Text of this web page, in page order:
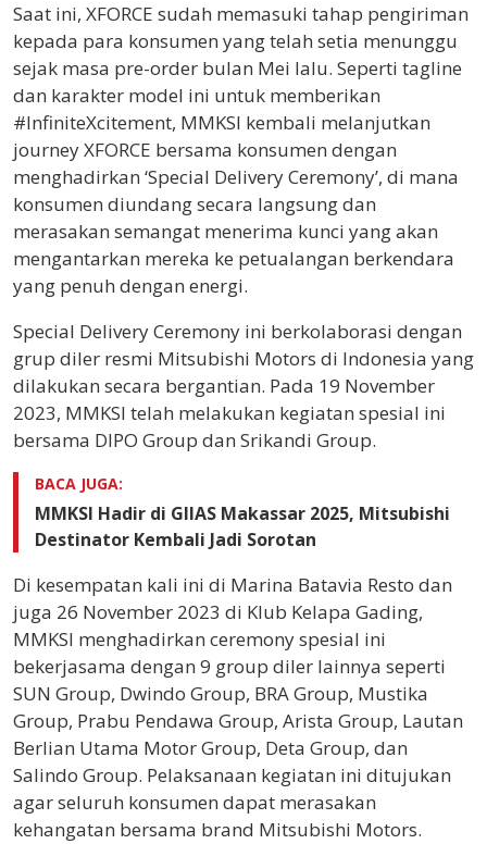
Saat ini, XFORCE sudah memasuki tahap pengiriman
kepada para konsumen yang telah setia menunggu
sejak masa pre-order bulan Mei lalu. Seperti tagline
dan karakter model ini untuk memberikan
#InfiniteXcitement, MMKSI kembali melanjutkan
journey XFORCE bersama konsumen dengan
menghadirkan ‘Special Delivery Ceremony’, di mana
konsumen diundang secara langsung dan
merasakan semangat menerima kunci yang akan
mengantarkan mereka ke petualangan berkendara
yang penuh dengan energi.
Special Delivery Ceremony ini berkolaborasi dengan
grup diler resmi Mitsubishi Motors di Indonesia yang
dilakukan secara bergantian. Pada 19 November
2023, MMKSI telah melakukan kegiatan spesial ini
bersama DIPO Group dan Srikandi Group.
BACA JUGA:
MMKSI Hadir di GIIAS Makassar 2025, Mitsubishi
Destinator Kembali Jadi Sorotan
Di kesempatan kali ini di Marina Batavia Resto dan
juga 26 November 2023 di Klub Kelapa Gading,
MMKSI menghadirkan ceremony spesial ini
bekerjasama dengan 9 group diler lainnya seperti
SUN Group, Dwindo Group, BRA Group, Mustika
Group, Prabu Pendawa Group, Arista Group, Lautan
Berlian Utama Motor Group, Deta Group, dan
Salindo Group. Pelaksanaan kegiatan ini ditujukan
agar seluruh konsumen dapat merasakan
kehangatan bersama brand Mitsubishi Motors.